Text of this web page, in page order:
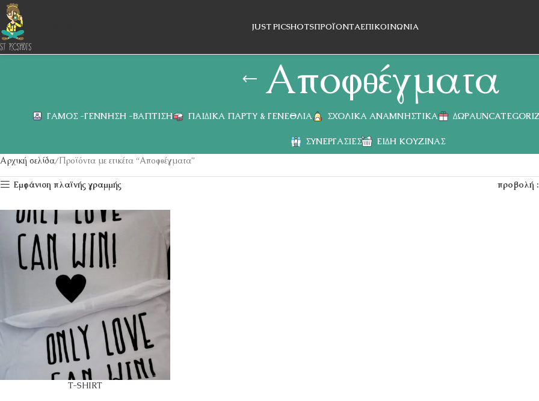
Skip to navigation
Skip to main content
JUST PICSHOTSΠΡΟΪΌΝΤΑΕΠΙΚΟΙΝΩΝΊΑ
Αποφθέγματα
ΓΆΜΟΣ -ΓΈΝΝΗΣΗ -ΒΆΠΤΙΣΗ ΠΑΙΔΙΚΆ ΠΆΡΤΥ & ΓΕΝΈΘΛΙΑ ΣΧΟΛΙΚΆ ΑΝΑΜΝΗΣΤΙΚΆ ΔΏΡΑ
ΣΥΝΕΡΓΑΣΊΕΣ
ΕΊΔΗ ΚΟΥΖΊΝΑΣ
Αρχική σελίδα Προϊόντα με ετικέτα “Αποφθέγματα”
Εμφάνιση πλαϊνής γραμμής προβολή
T-SHIRT